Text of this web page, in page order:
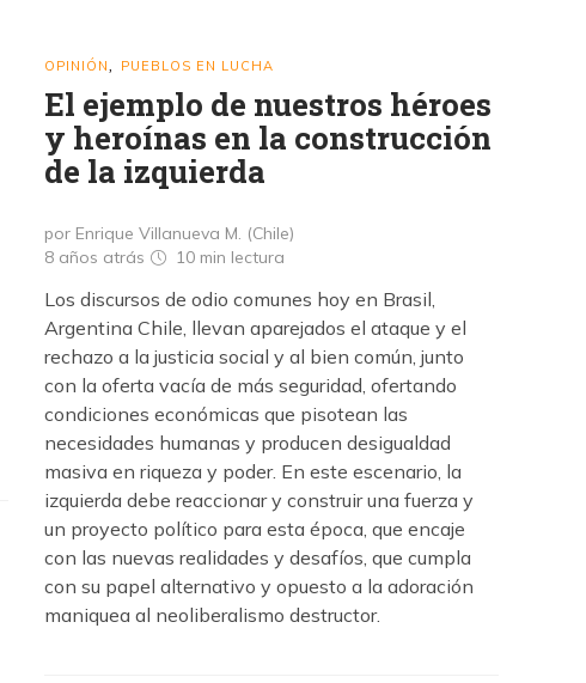
OPINIÓN PUEBLOS EN LUCHA
El ejemplo de nuestros héroes
y heroínas en la construcción
de la izquierda
por Enrique Villanueva M. (Chile)
8 años atrás
10 min lectura
Los discursos de odio comunes hoy en Brasil,
Argentina Chile, llevan aparejados el ataque y el
rechazo a la justicia social y al bien común, junto
con la oferta vacía de más seguridad, ofertando
condiciones económicas que pisotean las
necesidades humanas y producen desigualdad
masiva en riqueza y poder. En este escenario, la
izquierda debe reaccionar y construir una fuerza y
un proyecto político para esta época, que encaje
con las nuevas realidades y desafíos, que cumpla
con su papel alternativo y opuesto a la adoración
maniquea al neoliberalismo destructor.